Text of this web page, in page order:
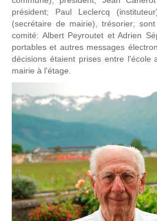
président; Paul Leclercq
(secrétaire de mairie), trésorier;
comité: Albert Peyroutet et Adrien
portables et autres messages
décisions étaient prises entre l'école
mairie à l'étage.